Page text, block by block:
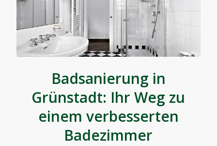
Badsanierung in
Grünstadt: Ihr Weg zu
einem verbesserten
Badezimmer